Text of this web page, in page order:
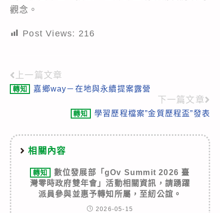
觀念。
Post Views: 216
Read
more
上一篇文章
轉知 嘉鄉way－在地與永續提案露營
下一篇文章
轉知 學習歷程檔案”金質歷程盃”發表
相關內容
轉知
數位發展部「gOv Summit 2026 臺
灣零時政府雙年會」活動相關資訊，請踴躍
派員參與並惠予轉知所屬，至紉公誼。
2026-05-15